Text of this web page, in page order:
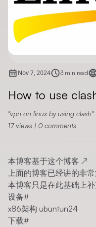
Nov 7, 2024 3 min read
How to use
vpn on linux by using clash
17views | 0 comments
本博客基于这个博客 ↗
上面的博客已经讲的非
本博客只是在此基础上
设备#
x86架构 ubuntun24
下载#